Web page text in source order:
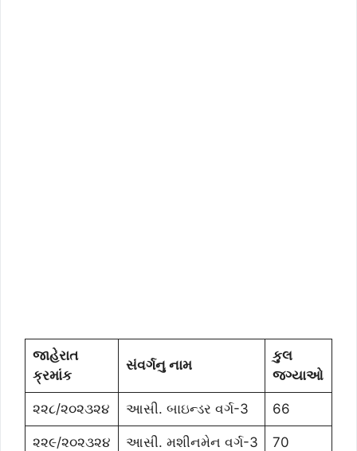
જાહેરાત
ક્રમાંક
સંવર્ગનુ નામ
કુલ
જગ્યાઓ
૨૨૮/૨૦૨૩૨૪ આસી. બાઇન્ડર વર્ગ-3 66
૨૨૯/૨૦૨૩૨૪ આસી. મશીનમેન વર્ગ-3 70